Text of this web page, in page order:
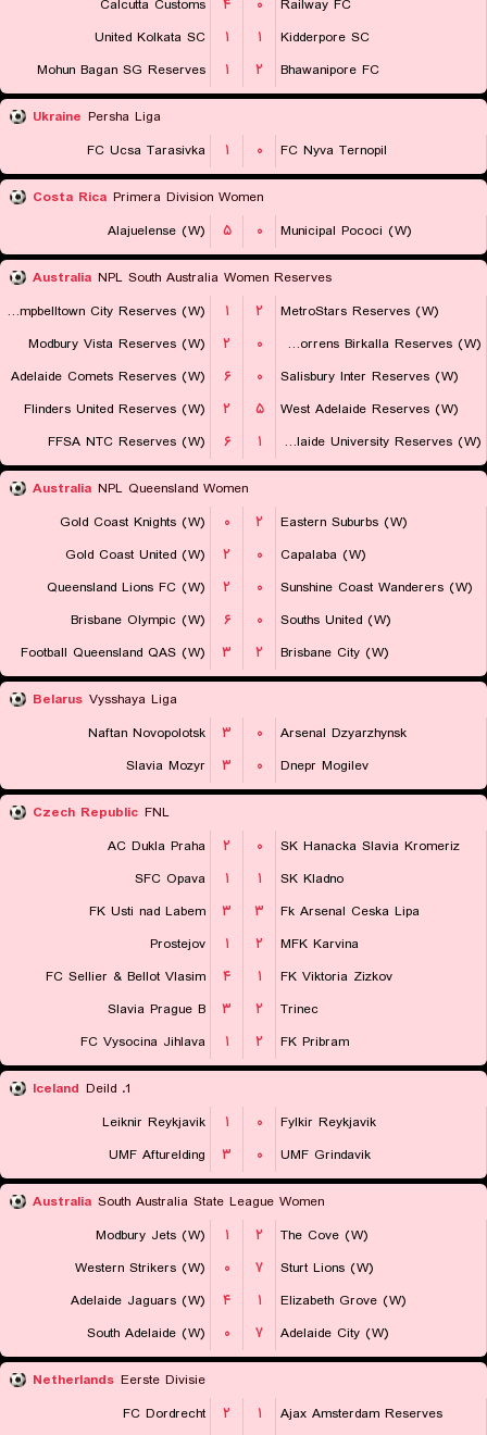
Calcutta Customs ۴ ۰
Railway FC
United Kolkata SC
۱ ۱
Kidderpore SC
Mohun Bagan SG Reserves
۱ ۲ Bhawanipore FC
Ukraine Persha Liga
FC Ucsa Tarasivka
۱ ۰ FC Nyva Ternopil
Costa Rica Primera Division Women
Alajuelense (W)
۵ ۰ Municipal Pococi (W)
Australia NPL South Australia Women Reserves
Campbelltown City Reserves (W)
۱ ۲
MetroStars Reserves (W)
Modbury Vista Reserves (W)
۲ ۰
West Torrens Birkalla Reserves (W)
Adelaide Comets Reserves (W)
۶ ۰
Salisbury Inter Reserves (W)
Flinders United Reserves (W)
۲ ۵
West Adelaide Reserves (W)
FFSA NTC Reserves (W)
۶ ۱ Adelaide University Reserves (W)
Australia NPL Queensland Women
Gold Coast Knights (W)
۰ ۲
Eastern Suburbs (W)
Gold Coast United (W)
۲ ۰
Capalaba (W)
Queensland Lions FC (W)
۲ ۰
Sunshine Coast Wanderers (W)
Brisbane Olympic (W)
۶ ۰
Souths United (W)
Football Queensland QAS (W)
۳ ۲ Brisbane City (W)
Belarus Vysshaya Liga
Naftan Novopolotsk
۳ ۰
Arsenal Dzyarzhynsk
Slavia Mozyr
۳ ۰ Dnepr Mogilev
Czech Republic FNL
AC Dukla Praha
۲ ۰
SK Hanacka Slavia Kromeriz
SFC Opava
۱ ۱
SK Kladno
FK Usti nad Labem
۳ ۳
Fk Arsenal Ceska Lipa
Prostejov
۱ ۲
MFK Karvina
FC Sellier & Bellot Vlasim
۴ ۱
FK Viktoria Zizkov
Slavia Prague B
۳ ۲
Trinec
FC Vysocina Jihlava
۱ ۲ FK Pribram
Iceland
1. Deild
Leiknir Reykjavik
۱ ۰
Fylkir Reykjavik
UMF Afturelding
۳ ۰ UMF Grindavik
Australia South Australia State League Women
Modbury Jets (W)
۱ ۲
The Cove (W)
Western Strikers (W)
۰ ۷
Sturt Lions (W)
Adelaide Jaguars (W)
۴ ۱
Elizabeth Grove (W)
South Adelaide (W)
۰ ۷ Adelaide City (W)
Netherlands Eerste Divisie
FC Dordrecht
۲ ۱
Ajax Amsterdam Reserves